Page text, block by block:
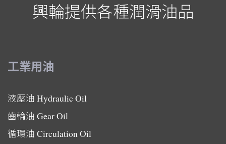
興輪提供各種潤滑油品
工業用油
液壓油 Hydraulic Oil
齒輪油 Gear Oil
循環油 Circulation Oil